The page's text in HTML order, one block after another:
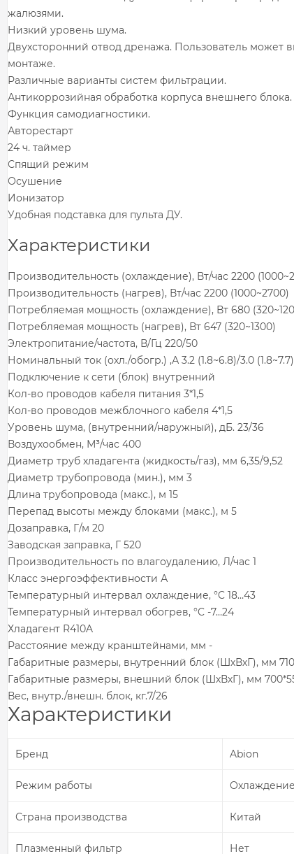
жалюзями.
Низкий уровень шума.
Двухсторонний отвод дренажа. Пользователь может
монтаже.
Различные варианты систем фильтрации.
Антикоррозийная обработка корпуса внешнего блока.
Функция самодиагностики.
Авторестарт
24 ч. таймер
Спящий режим
Осушение
Ионизатор
Удобная подставка для пульта ДУ.
Характеристики
Производительность (охлаждение), Вт/час 2200
Производительность (нагрев), Вт/час 2200 (1000~2700)
Потребляемая мощность (охлаждение), Вт 680
Потребляемая мощность (нагрев), Вт 647 (320~1300)
Электропитание/частота, В/Гц 220/50
Номинальный ток (охл./обогр.) ,А 3.2 (1.8~6.8)/3.0 (1.8~7.7)
Подключение к сети (блок) внутренний
Кол-во проводов кабеля питания 3*1,5
Кол-во проводов межблочного кабеля 4*1,5
Уровень шума, (внутренний/наружный), дБ. 23/36
Воздухообмен, М³/час 400
Диаметр труб хладагента (жидкость/газ), мм 6,35/9,52
Диаметр трубопровода (мин.), мм 3
Длина трубопровода (макс.), м 15
Перепад высоты между блоками (макс.), м 5
Дозаправка, Г/м 20
Заводская заправка, Г 520
Производительность по влагоудалению, Л/час 1
Класс энергоэффективности А
Температурный интервал охлаждение, °C 18…43
Температурный интервал обогрев, °C -7…24
Хладагент R410A
Расстояние между кранштейнами, мм -
Габаритные размеры, внутренний блок (ШхВхГ), мм
Габаритные размеры, внешний блок (ШхВхГ), мм
Вес, внутр./внешн. блок, кг.7/26
Характеристики
Бренд Abion
Режим работы
Страна производства Китай
Плазменный фильтр Нет